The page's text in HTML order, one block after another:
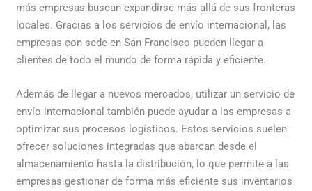
más empresas buscan expandirse más allá de sus fronteras
locales. Gracias a los servicios de envío internacional, las
empresas con sede en San Francisco pueden llegar a
clientes de todo el mundo de forma rápida y eficiente.
Además de llegar a nuevos mercados, utilizar un servicio de
envío internacional también puede ayudar a las empresas a
optimizar sus procesos logísticos. Estos servicios suelen
ofrecer soluciones integradas que abarcan desde el
almacenamiento hasta la distribución, lo que permite a las
empresas gestionar de forma más eficiente sus inventarios